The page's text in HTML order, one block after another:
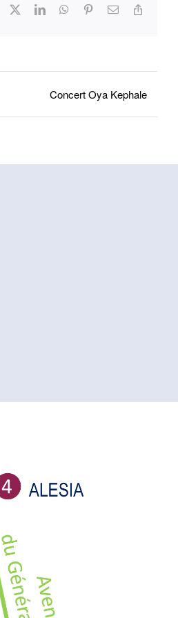
Facebook LinkedInWhatsApp
PinterestEmail
Concert Oya Kephale